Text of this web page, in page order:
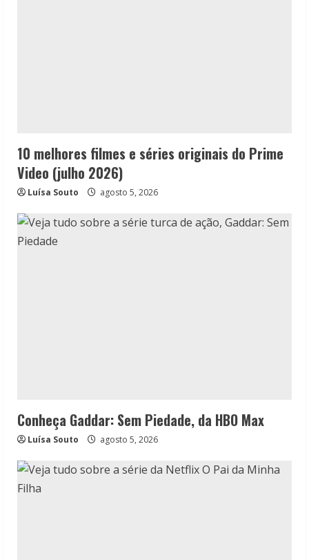
10 melhores filmes e séries originais do Prime
Video (julho 2026)
Luísa Souto agosto 5, 2026
Conheça Gaddar: Sem Piedade, da HBO Max
Luísa Souto agosto 5, 2026